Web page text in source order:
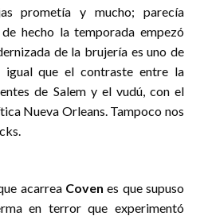
prometía y mucho; parecía
hecho la temporada empezó
de la brujería es uno de
igual que el contraste entre la
de Salem y el vudú, con el
Nueva Orleans. Tampoco nos
acarrea Coven es que supuso
en terror que experimentó